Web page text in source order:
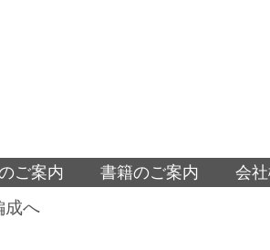
ご案内 書籍のご案内 会
成へ